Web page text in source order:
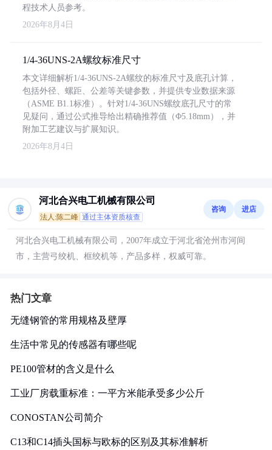
程技术人员参考。
2026年8月4日
1/4-36UNS-2A螺纹标准尺寸
本文详细解析1/4-36UNS-2A螺纹的标准尺寸及底孔计算，
包括外径、螺距、公差等关键参数，并提供专业数据来源
（ASME B1.1标准）。针对1/4-36UNS螺纹底孔尺寸的常
见疑问，通过公式推导给出精确推荐值（Φ5.18mm），并
附加工艺建议与扩展知识。
2026年8月4日
河北合兴电工机械有限公司
法人:陈二峰 通过主体资质核查
咨询 进店
河北合兴电工机械有限公司，2007年成立于河北省沧州市河间
市，主营弓绞机、框绞机等，产品多样，权威可靠。
热门文章
无缝钢管的常用规格及壁厚
生活中常见的传感器有哪些呢
PE100管材的含义是什么
工业厂房载重标准：一平方米能承受多少公斤
CONOSTAN公司简介
C13和C14插头国标与欧标的区别及其标准解析